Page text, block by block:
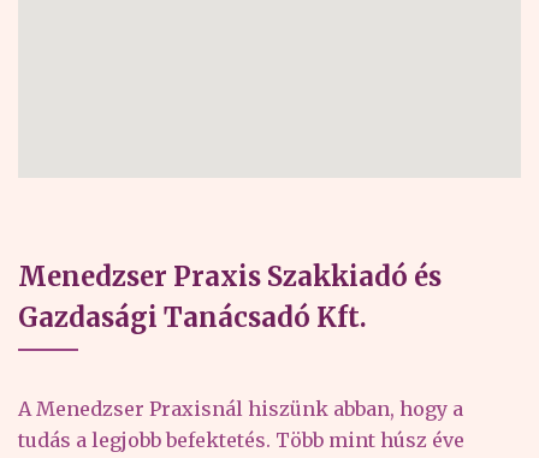
Menedzser Praxis Szakkiadó és
Gazdasági Tanácsadó Kft.
A Menedzser Praxisnál hiszünk abban, hogy a
tudás a legjobb befektetés. Több mint húsz éve